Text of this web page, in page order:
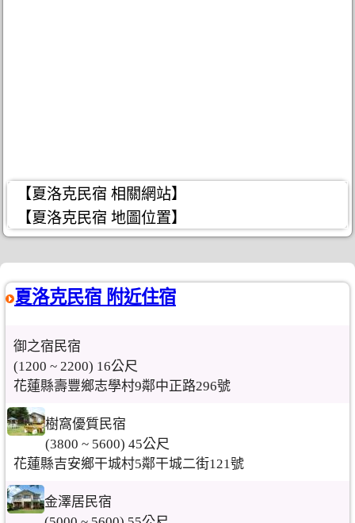
【夏洛克民宿 相關網站】
【夏洛克民宿 地圖位置】
夏洛克民宿 附近住宿
御之宿民宿
(1200 ~ 2200) 16公尺
花蓮縣壽豐鄉志學村9鄰中正路296號
樹窩優質民宿
(3800 ~ 5600) 45公尺
花蓮縣吉安鄉干城村5鄰干城二街121號
金澤居民宿